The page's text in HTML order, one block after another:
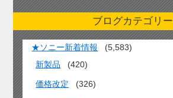
ブログカテゴリー
★ソニー新着情報
(5,583)
新製品
(420)
価格改定 (326)